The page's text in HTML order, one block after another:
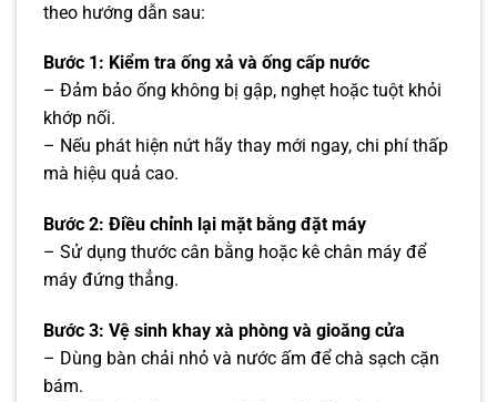
theo hướng dẫn sau:
Bước 1: Kiểm tra ống xả và ống cấp nước
– Đảm bảo ống không bị gập, nghẹt hoặc tuột khỏi
khớp nối.
– Nếu phát hiện nứt hãy thay mới ngay, chi phí thấp
mà hiệu quả cao.
Bước 2: Điều chỉnh lại mặt bằng đặt máy
– Sử dụng thước cân bằng hoặc kê chân máy để
máy đứng thẳng.
Bước 3: Vệ sinh khay xà phòng và gioăng cửa
– Dùng bàn chải nhỏ và nước ấm để chà sạch cặn
bám.